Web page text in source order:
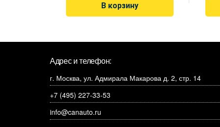
В корзину
Адрес и телефон:
г. Москва, ул. Адмирала Макарова д. 2, стр. 14
+7 (495) 227-33-53
info@canauto.ru